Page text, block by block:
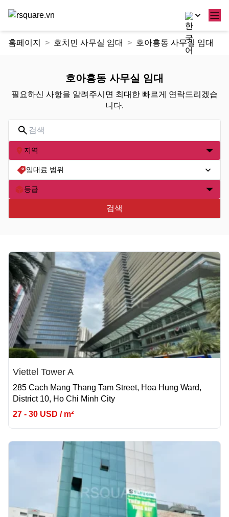
홈페이지 호치민 사무실 임대 호아흥동 사무실 임대
호아흥동 사무실 임대
필요하신 사항을 알려주시면 최대한 빠르게 연락드리겠습
니다.
지역
임대료 범위
등급
검색
Viettel Tower A
285 Cach Mang Thang Tam Street, Hoa Hung Ward,
District 10, Ho Chi Minh City
27 - 30 USD / m²